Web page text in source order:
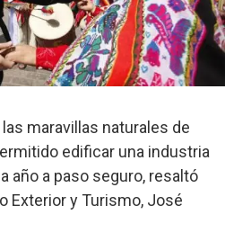
maravillas naturales de
edificar una industria
año a paso seguro, resaltó
Exterior y Turismo, José